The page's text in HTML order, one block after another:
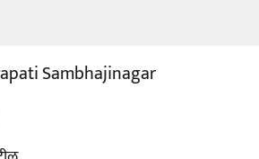
Sambhajinagar